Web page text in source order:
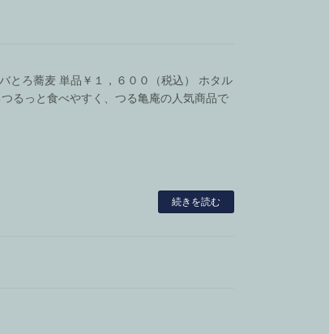
とろ蕎麦 単品￥１，６００（税込） ホタル
るっと食べやすく、つる亀庵の人気商品で
続きを読む